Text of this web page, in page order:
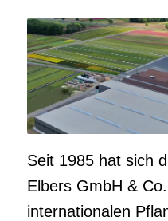
Seit 1985 hat sich
Elbers GmbH &
internationalen